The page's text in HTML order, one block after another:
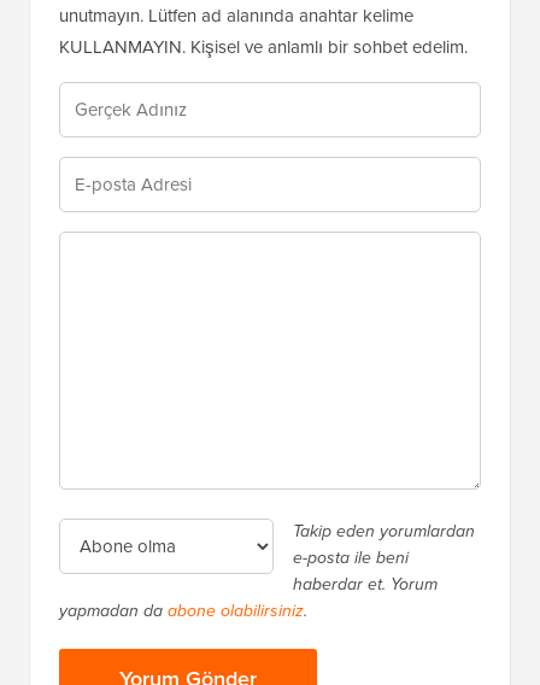
unutmayın. Lütfen ad alanında anahtar kelime
KULLANMAYIN. Kişisel ve anlamlı bir sohbet edelim.
Takip eden yorumlardan
e-posta ile beni
haberdar et. Yorum
yapmadan daabone olabilirsiniz.